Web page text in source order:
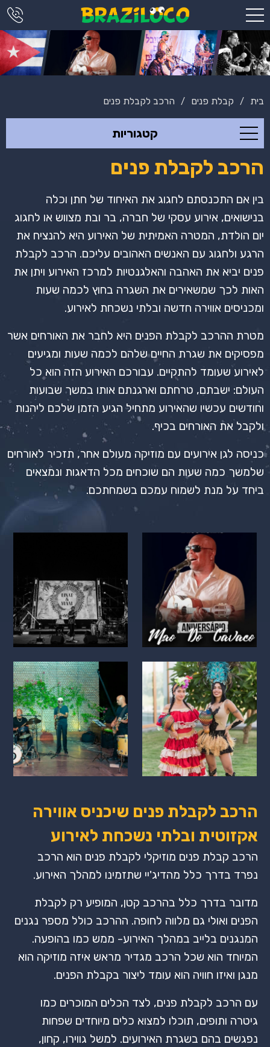
בית / קבלת פנים / הרכב לקבלת פנים
קטגוריות
הרכב לקבלת פנים
בין אם התכנסתם לחגוג את האיחוד של חתן וכלה
בנישואים, אירוע עסקי של חברה, בר ובת מצווש או לחגוג
יום הולדת, המטרה האמיתית של האירוע היא להנציח את
הרגע ולחגוג עם האנשים האהובים עליכם. הרכב לקבלת
פנים יביא את האהבה והאלגנטיות למרכז האירוע ויתן את
האות לכך שמשאירים את השגרה בחוץ לכמה שעות
ומכניסים אווירה חדשה ובלתי נשכחת לאירוע.
מטרת ההרכב לקבלת הפנים היא לחבר את האורחים אשר
מפסיקים את שגרת החיים שלהם לכמה שעות ומגיעים
לאירוע שעומד להתקיים. עבורכם האירוע הזה הוא כל
העולם: ישבתם, טרחתם וארגנתם אותו במשך שבועות
וחודשים עכשיו שהאירוע מתחיל הגיע הזמן שלכם ליהנות
ולקבל את האורחים בכיף.
כניסה לגן אירועים עם מוזיקה מעולם אחר, תזכיר לאורחים
שלמשך כמה שעות הם שוכחים מכל הדאגות ונמצאים
ביחד על מנת לשמוח עמכם בשמחתכם.
הרכב לקבלת פנים שיכניס אווירה
אקזוטית ובלתי נשכחת לאירוע
הרכב קבלת פנים מוזיקלי לקבלת פנים הוא הרכב
נפרד בדרך כלל מהדיג'יי שתזמינו למהלך האירוע.
מדובר בדרך כלל בהרכב קטן, המופיע רק לקבלת
הפנים ואולי גם מלווה לחופה. ההרכב כולל מספר נגנים
המנגנים בלייב במהלך האירוע- ממש כמו בהופעה.
המיוחד הוא שכל הרכב מגדיר מראש איזה מוזיקה הוא
מנגן ואיזו חוויה הוא עומד ליצור בקבלת הפנים.
עם הרכב לקבלת פנים, לצד הכלים המוכרים כמו
גיטרה ותופים, תוכלו למצוא כלים מיוחדים שפחות
נפגשים בהם בשגרת האירועים. למשל גווירו, קחון,